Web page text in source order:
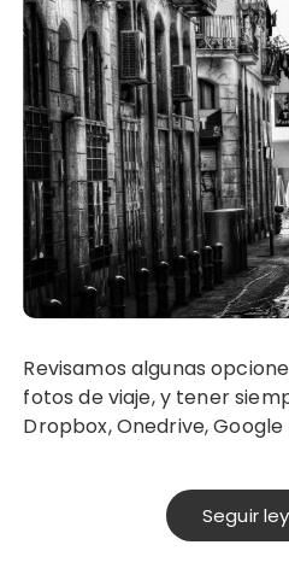
Revisamos algunas opciones para no perder tus
fotos de viaje, y tener
Dropbox, Onedrive,
Seguir